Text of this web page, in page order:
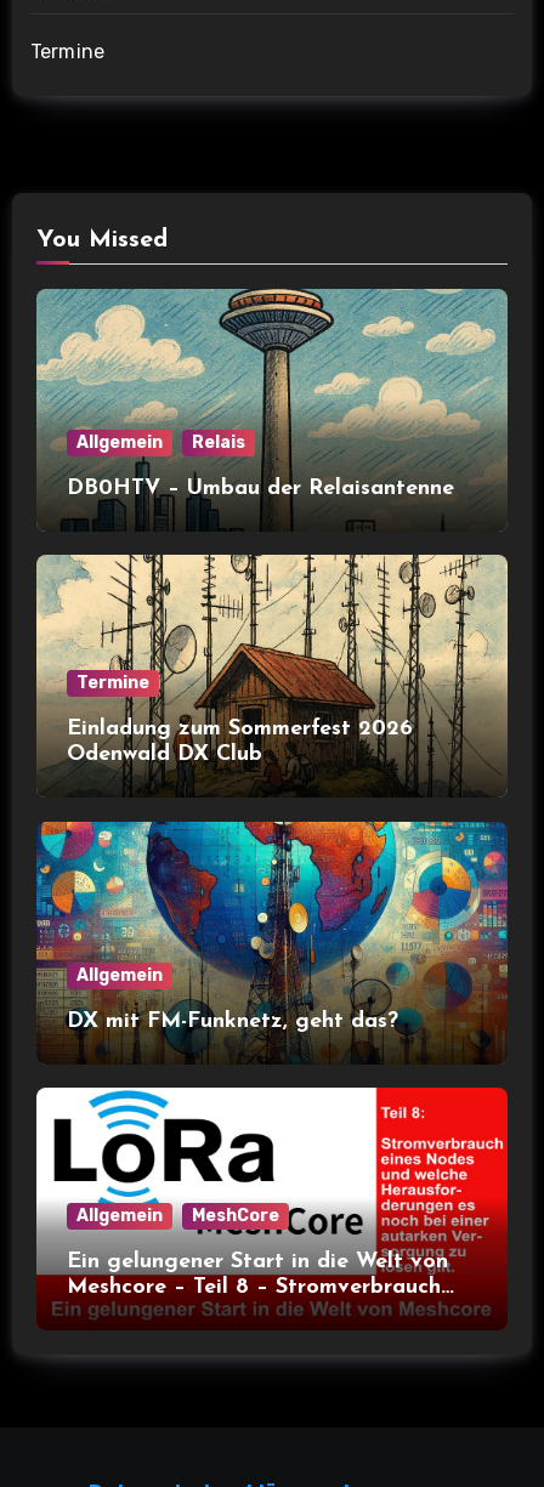
Termine
You Missed
Allgemein Relais
DB0HTV – Umbau der Relaisantenne
Termine
Einladung zum Sommerfest 2026
Odenwald DX Club
Allgemein
DX mit FM-Funknetz, geht das?
Allgemein MeshCore
Ein gelungener Start in die Welt von
Meshcore – Teil 8 – Stromverbrauch
bei verschiedenen Nodes